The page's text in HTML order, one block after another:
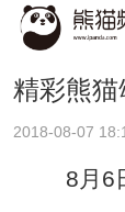
精彩熊
2018-08-07
8月6日